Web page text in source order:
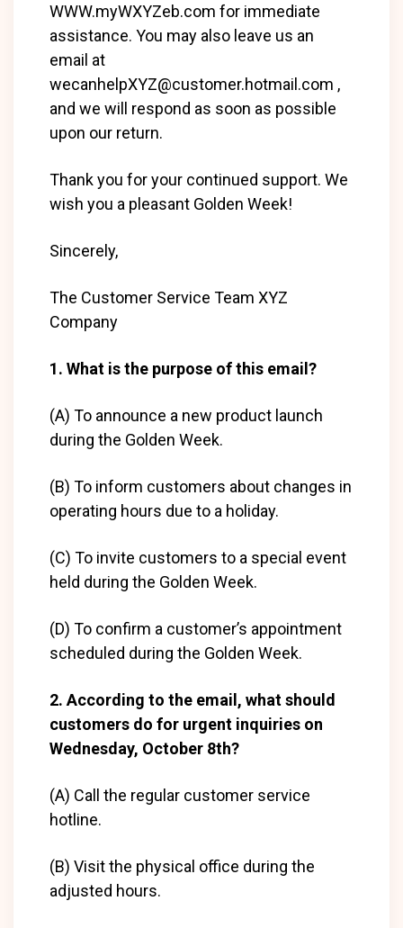
WWW.myWXYZeb.com for immediate
assistance. You may also leave us an
email at
wecanhelpXYZ@customer.hotmail.com ,
and we will respond as soon as possible
upon our return.
Thank you for your continued support. We
wish you a pleasant Golden Week!
Sincerely,
The Customer Service Team XYZ
Company
1. What is the purpose of this email?
(A) To announce a new product launch
during the Golden Week.
(B) To inform customers about changes in
operating hours due to a holiday.
(C) To invite customers to a special event
held during the Golden Week.
(D) To confirm a customer’s appointment
scheduled during the Golden Week.
2. According to the email, what should
customers do for urgent inquiries on
Wednesday, October 8th?
(A) Call the regular customer service
hotline.
(B) Visit the physical office during the
adjusted hours.